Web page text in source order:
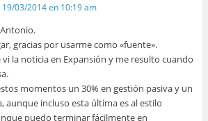
19/03/2014 en 10:19 am
gracias por usarme como «fuente».
la noticia en Expansión y me resulto cuando
momentos un 30% en gestión pasiva y un
aunque incluso esta última es al estilo
puedo terminar fácilmente en